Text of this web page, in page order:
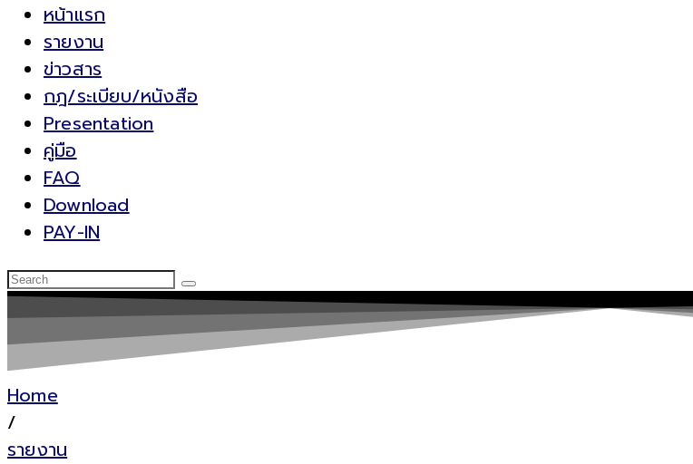
หน้าแรก
รายงาน
ข่าวสาร
กฎ/ระเบียบ/หนังสือ
Presentation
คู่มือ
FAQ
Download
PAY-IN
Home
/
รายงาน